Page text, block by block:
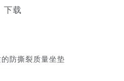
下载
防撕裂质量坐垫